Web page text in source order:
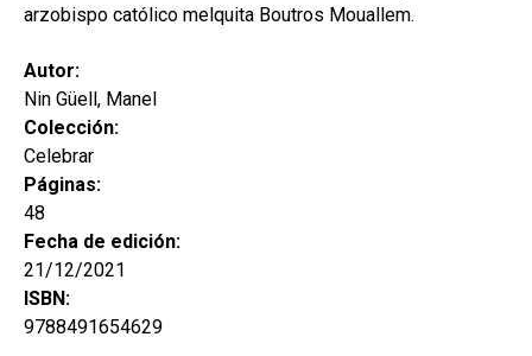
arzobispo católico melquita Boutros Mouallem.
Autor:
Nin Güell, Manel
Colección:
Celebrar
Páginas:
48
Fecha de edición:
21/12/2021
ISBN:
9788491654629